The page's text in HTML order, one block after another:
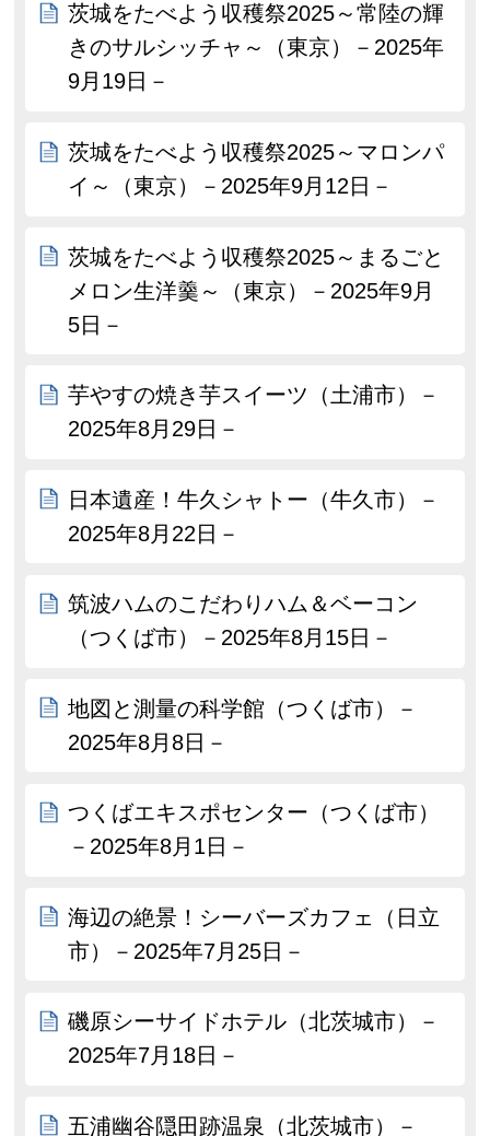
茨城をたべよう収穫祭2025～常陸の輝
きのサルシッチャ～（東京）－2025年
9月19日－
茨城をたべよう収穫祭2025～マロンパ
イ～（東京）－2025年9月12日－
茨城をたべよう収穫祭2025～まるごと
メロン生洋羹～（東京）－2025年9月
5日－
芋やすの焼き芋スイーツ（土浦市）－
2025年8月29日－
日本遺産！牛久シャトー（牛久市）－
2025年8月22日－
筑波ハムのこだわりハム＆ベーコン
（つくば市）－2025年8月15日－
地図と測量の科学館（つくば市）－
2025年8月8日－
つくばエキスポセンター（つくば市）
－2025年8月1日－
海辺の絶景！シーバーズカフェ（日立
市）－2025年7月25日－
磯原シーサイドホテル（北茨城市）－
2025年7月18日－
五浦幽谷隠田跡温泉（北茨城市）－